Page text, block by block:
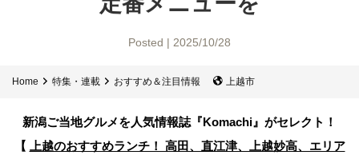
Posted | 2025/10/28
Home 特集・連載 おすすめ＆注目情報 上越市
新潟ご当地グルメを人気情報誌 『Komachi』がセレクト！
【
上越のおすすめランチ！ 高田、直江津、上越妙高、エリア